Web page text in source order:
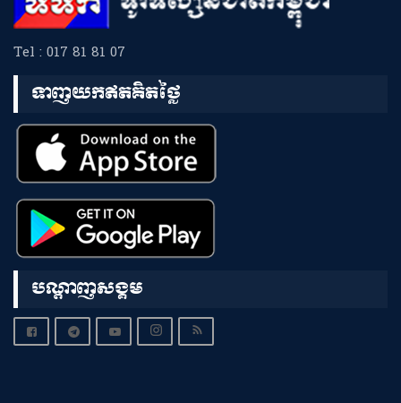
Tel : 017 81 81 07
ទាញយកឥតគិតថ្លៃ
បណ្តាញសង្គម